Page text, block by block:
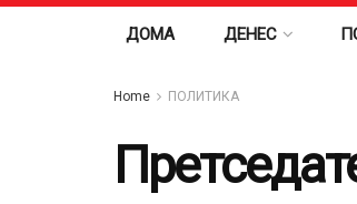
ДОМА ДЕНЕС
Home ПОЛИТИКА